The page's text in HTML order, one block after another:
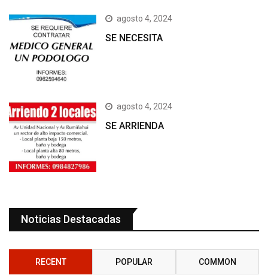
agosto 4, 2024
SE NECESITA
agosto 4, 2024
SE ARRIENDA
Noticias Destacadas
RECENT POPULAR COMMON